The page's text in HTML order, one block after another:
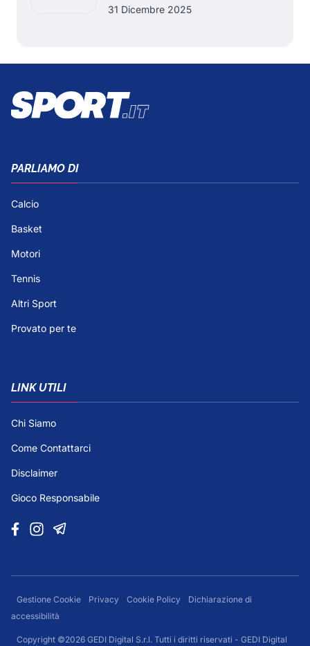
31 Dicembre 2025
PARLIAMO DI
Calcio
Basket
Motori
Tennis
Altri Sport
Provato per te
LINK UTILI
Chi Siamo
Come Contattarci
Disclaimer
Gioco Responsabile
Gestione Cookie Privacy Cookie Policy
Dichiarazione di
accessibilità
Copyright ©2026 GEDI Digital S.r.l. Tutti i diritti riservati - GEDI Digital